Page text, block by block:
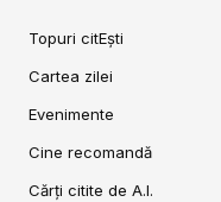
Topuri citEști
Cartea zilei
Evenimente
Cine recomandă
Cărți citite de A.I.